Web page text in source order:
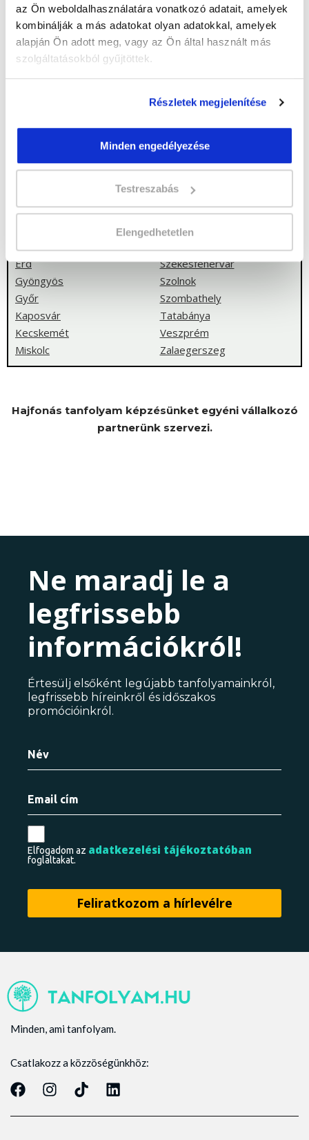
az Ön weboldalhasználatára vonatkozó adatait, amelyek
kombinálják a más adatokat olyan adatokkal, amelyek
alapján Ön adott meg, vagy az Ön által használt más
szolgáltatásokból gyűjtöttek.
Részletek megjelenítése
Minden engedélyezése
Testreszabás
Elengedhetetlen
TOVÁBBI
INFORMÁCIÓKRA VAGY
KÍVÁNCSI, AKKOR
VÁLASSZ AZ ALÁBBI
VÁROSOK KÖZÜL!
Debrecen
Érd
Gyöngyös
Győr
Kaposvár
Kecskemét
Miskolc
Pécs
Salgótarján
Sopron
Székesfehérvár
Szolnok
Szombathely
Tatabánya
Veszprém
Zalaegerszeg
Hajfonás tanfolyam képzésünket egyéni vállalkozó
partnerünk szervezi.
Ne maradj le a
legfrissebb
információkról!
Értesülj elsőként legújabb tanfolyamainkról,
legfrissebb híreinkről és időszakos
promócióinkról.
Elfogadom az adatkezelési tájékoztatóban
foglaltakat.
Minden, ami tanfolyam.
Csatlakozz a közzöségünkhöz: